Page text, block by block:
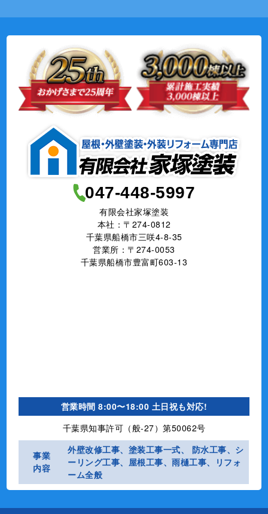
047-448-5997
有限会社家塚塗装
本社：〒274-0812
千葉県船橋市三咲4-8-35
営業所：〒274-0053
千葉県船橋市豊富町603-13
営業時間 8:00〜18:00 土日祝も対応!
千葉県知事許可（般-27）第50062号
事業
内容
外壁改修工事、塗装工事⼀式、 防水工事、シ
ーリング工事、屋根工事、雨樋工事、リフォ
ーム全般